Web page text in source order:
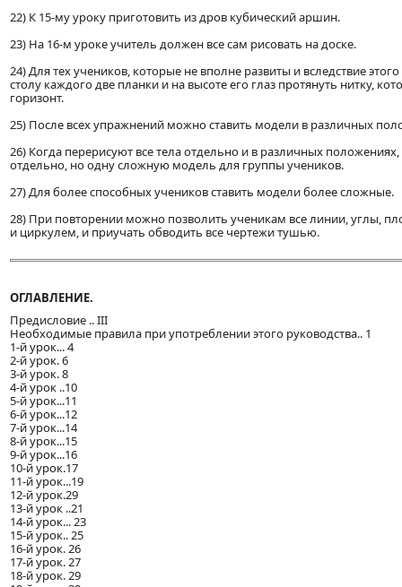
22) К 15-му уроку приготовить из дров кубический аршин.
23) На 16-м уроке учитель должен все сам рисовать на доске.
24) Для тех учеников, которые не вполне развиты и вследствие
столу каждого две планки и на высоте его глаз протянуть нитку,
горизонт.
25) После всех упражнений можно ставить модели в различных
26) Когда перерисуют все тела отдельно и в различных
отдельно, но одну сложную модель для группы учеников.
27) Для более способных учеников ставить модели более сложные.
28) При повторении можно позволить ученикам все линии, углы,
и циркулем, и приучать обводить все чертежи тушью.
ОГЛАВЛЕНИЕ.
Предисловие .. ІІІ
Необходимые правила при употреблении этого руководства.. 1
1-й урок... 4
2-й урок. 6
3-й урок. 8
4-й урок ..10
5-й урок...11
6-й урок...12
7-й урок...14
8-й урок...15
9-й урок...16
10-й урок.17
11-й урок...19
12-й урок.29
13-й урок ..21
14-й урок... 23
15-й урок.. 25
16-й урок. 26
17-й урок. 27
18-й урок. 29